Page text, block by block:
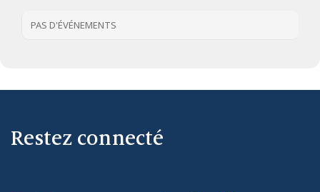
PAS D'ÉVÉNEMENTS
Restez connecté